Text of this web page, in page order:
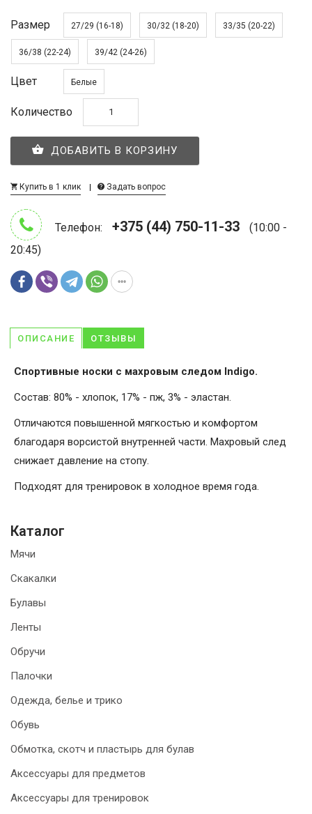
Размер 27/29 (16-18) 30/32 (18-20) 33/35 (20-22)
36/38 (22-24) 39/42 (24-26)
Цвет Белые
Количество
ДОБАВИТЬ В КОРЗИНУ
Купить в 1 клик Задать вопрос
Телефон: +375 (44) 750-11-33
(10:00 -
20:45)
ОПИСАНИЕ ОТЗЫВЫ
Спортивные носки с махровым следом Indigo.
Состав: 80% - хлопок, 17% - пж, 3% - эластан.
Отличаются повышенной мягкостью и комфортом
благодаря ворсистой внутренней части. Махровый след
снижает давление на стопу.
Подходят для тренировок в холодное время года.
Каталог
Мячи
Скакалки
Булавы
Ленты
Обручи
Палочки
Одежда, белье и трико
Обувь
Обмотка, скотч и пластырь для булав
Аксессуары для предметов
Аксессуары для тренировок